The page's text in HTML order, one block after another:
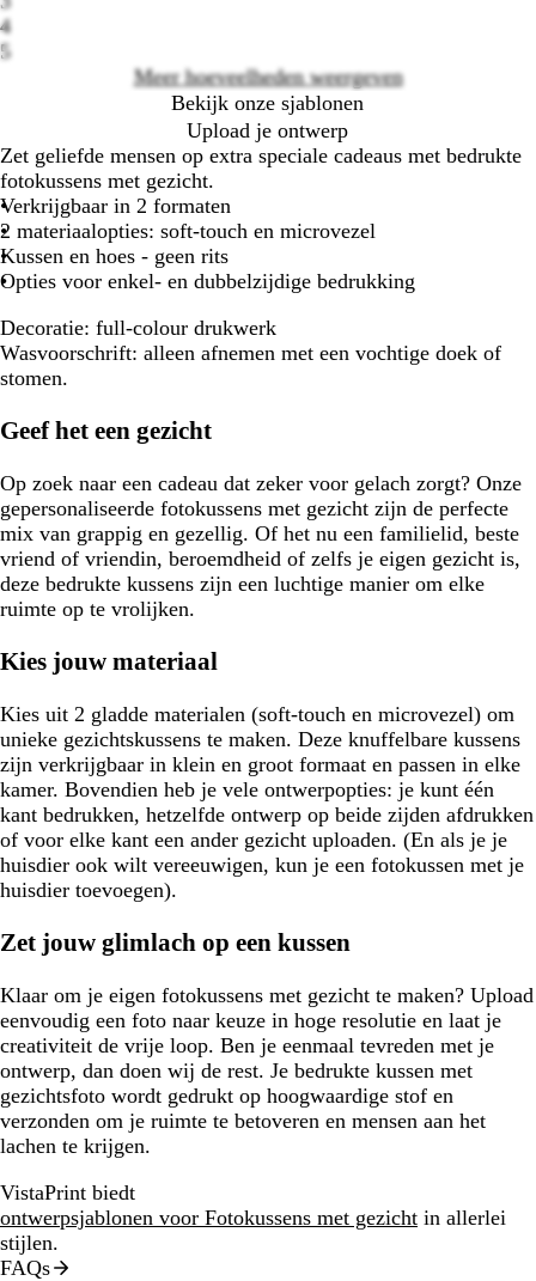
4
5
Meer hoeveelheden weergeven
Bekijk onze sjablonen
Upload je ontwerp
Zet geliefde mensen op extra speciale cadeaus met bedrukte
fotokussens met gezicht.
Verkrijgbaar in 2 formaten
2 materiaalopties: soft-touch en microvezel
Kussen en hoes - geen rits
Opties voor enkel- en dubbelzijdige bedrukking
Decoratie: full-colour drukwerk
Wasvoorschrift: alleen afnemen met een vochtige doek of
stomen.
Geef het een gezicht
Op zoek naar een cadeau dat zeker voor gelach zorgt? Onze
gepersonaliseerde fotokussens met gezicht zijn de perfecte
mix van grappig en gezellig. Of het nu een familielid, beste
vriend of vriendin, beroemdheid of zelfs je eigen gezicht is,
deze bedrukte kussens zijn een luchtige manier om elke
ruimte op te vrolijken.
Kies jouw materiaal
Kies uit 2 gladde materialen (soft-touch en microvezel) om
unieke gezichtskussens te maken. Deze knuffelbare kussens
zijn verkrijgbaar in klein en groot formaat en passen in elke
kamer. Bovendien heb je vele ontwerpopties: je kunt één
kant bedrukken, hetzelfde ontwerp op beide zijden afdrukken
of voor elke kant een ander gezicht uploaden. (En als je je
huisdier ook wilt vereeuwigen, kun je een fotokussen met je
huisdier toevoegen).
Zet jouw glimlach op een kussen
Klaar om je eigen fotokussens met gezicht te maken? Upload
eenvoudig een foto naar keuze in hoge resolutie en laat je
creativiteit de vrije loop. Ben je eenmaal tevreden met je
ontwerp, dan doen wij de rest. Je bedrukte kussen met
gezichtsfoto wordt gedrukt op hoogwaardige stof en
verzonden om je ruimte te betoveren en mensen aan het
lachen te krijgen.
VistaPrint biedt
ontwerpsjablonen voor Fotokussens met gezicht in allerlei
stijlen.
FAQs